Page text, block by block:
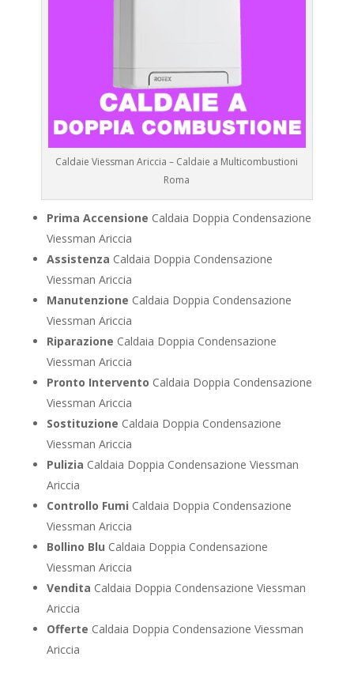
Caldaie Viessman Ariccia – Caldaie a Multicombustioni
Roma
Prima Accensione Caldaia Doppia Condensazione
Viessman Ariccia
Assistenza Caldaia Doppia Condensazione
Viessman Ariccia
Manutenzione Caldaia Doppia Condensazione
Viessman Ariccia
Riparazione Caldaia Doppia Condensazione
Viessman Ariccia
Pronto Intervento Caldaia Doppia Condensazione
Viessman Ariccia
Sostituzione Caldaia Doppia Condensazione
Viessman Ariccia
Pulizia Caldaia Doppia Condensazione Viessman
Ariccia
Controllo Fumi Caldaia Doppia Condensazione
Viessman Ariccia
Bollino Blu Caldaia Doppia Condensazione
Viessman Ariccia
Vendita Caldaia Doppia Condensazione Viessman
Ariccia
Offerte Caldaia Doppia Condensazione Viessman
Ariccia